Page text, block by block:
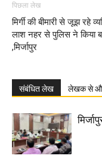
पिछला लेख
मिर्गी की बीमारी से जूझ रहे
लाश नहर से पुलिस ने किया
,मिर्जापुर
संबंधित लेख लेखक से